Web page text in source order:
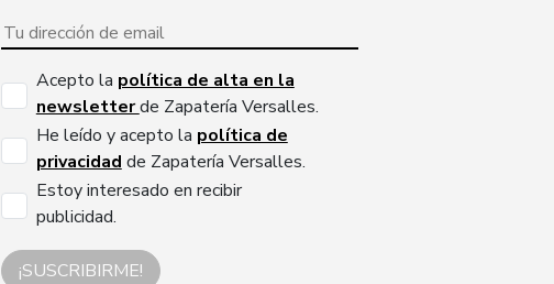
Acepto la política de alta en la
newsletterde Zapatería Versalles.
He leído y acepto la política de
privacidad de Zapatería Versalles.
Estoy interesado en recibir
publicidad.
¡SUSCRIBIRME!